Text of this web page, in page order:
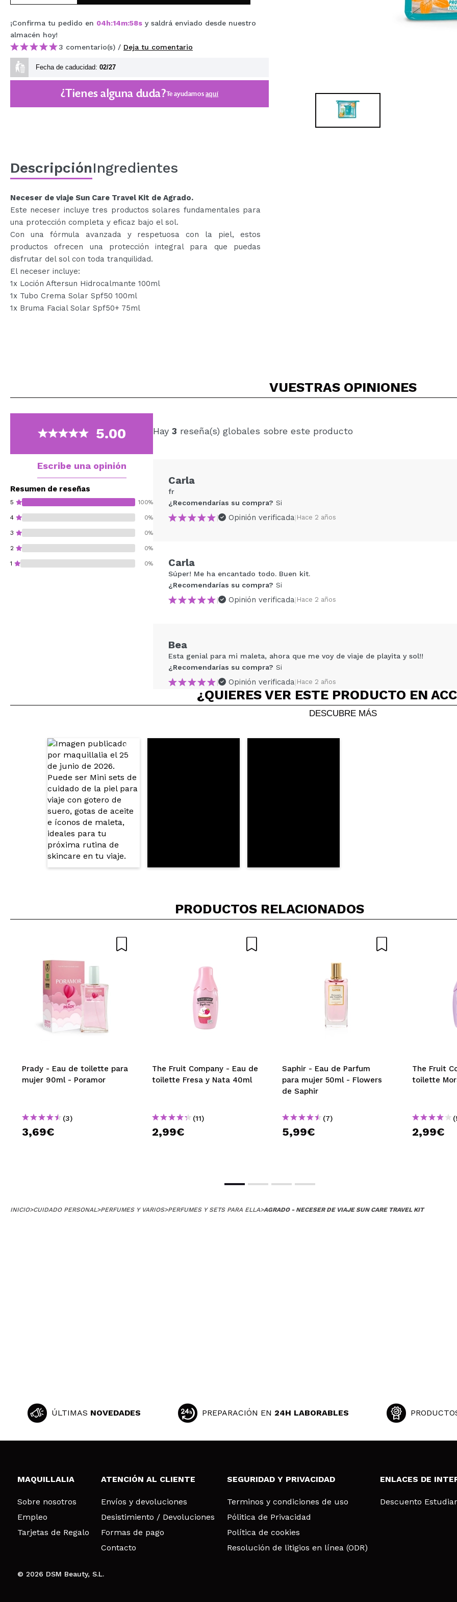
KOREA ZONE
TRAVEL SIZE
NATURE
OFERTAS
PRÓXIMAMENTE
¡Confirma tu pedido en 04h:14m:58s y saldrá enviado desde nuestro
almacén hoy!
3 comentario(s) / Deja tu comentario
Fecha de caducidad: 02/27
¿Tienes alguna duda?Te ayudamosaquí
DescripciónIngredientes
Neceser de viaje Sun Care Travel Kit de Agrado.
Este neceser incluye tres productos solares fundamentales para
una protección completa y eficaz bajo el sol.
Con una fórmula avanzada y respetuosa con la piel, estos
productos ofrecen una protección integral para que puedas
disfrutar del sol con toda tranquilidad.
El neceser incluye:
1x Loción Aftersun Hidrocalmante 100ml​
1x Tubo Crema Solar Spf50 100ml​
1x Bruma Facial Solar Spf50+ 75ml​
VUESTRAS OPINIONES
5.00
Escribe una opinión
Resumen de reseñas
5 100%
4 0%
3 0%
2 0%
1 0%
Hay 3 reseña(s) globales sobre este producto
Compartir un vídeo o una foto
Tu vídeo podría ser el primero. Imagínatelo...
Carla
fr
¿Recomendarías su compra? Si
|
Opinión verificada| Hace 2 años
Carla
Súper! Me ha encantado todo. Buen kit.
¿Recomendarías su compra? Si
|
Opinión verificada| Hace 2 años
Bea
Esta genial para mi maleta, ahora que me voy de viaje de playita y sol!!
¿Recomendarías su compra? Si
|
Opinión verificada| Hace 2 años
¿QUIERES VER ESTE PRODUCTO EN
DESCUBRE MÁS
PRODUCTOS RELACIONADOS
Prady - Eau de toilette para
mujer 90ml - Poramor
(3)
3,69€
The Fruit Company - Eau de
toilette Fresa y Nata 40ml
(11)
2,99€
Saphir - Eau de Parfum
para mujer 50ml - Flowers
de Saphir
(7)
5,99€
The Fruit
toilette
2,99€
INICIO>CUIDADO PERSONAL>PERFUMES Y VARIOS>PERFUMES Y SETS PARA ELLA>AGRADO - NECESER DE VIAJE SUN CARE TRAVEL KIT
ÚLTIMAS NOVEDADES PREPARACIÓN EN 24H LABORABLES
MAQUILLALIA
Sobre nosotros
Empleo
Tarjetas de Regalo
ATENCIÓN AL CLIENTE
Envíos y devoluciones
Desistimiento / Devoluciones
Formas de pago
Contacto
SEGURIDAD Y PRIVACIDAD
Terminos y condiciones de uso
Pólitica de Privacidad
Política de cookies
Resolución de litigios en línea (ODR)
ENLACES DE
Descuento
© 2026 DSM Beauty, S.L.